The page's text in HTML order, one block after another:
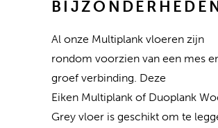
Al onze Multiplank vloeren zijn
rondom voorzien van een mes
groef verbinding. Deze
Eiken Multiplank of Duoplank
Grey vloer is geschikt om te